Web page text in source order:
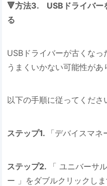
🔻方法3. USBドライバー
る
USBドライバーが古くな
うまくいかない可能性があ
以下の手順に従ってくださ
ステップ1. 「デバイスマネ
ステップ2.
「 ユニバーサ
ー 」をダブルクリックしま